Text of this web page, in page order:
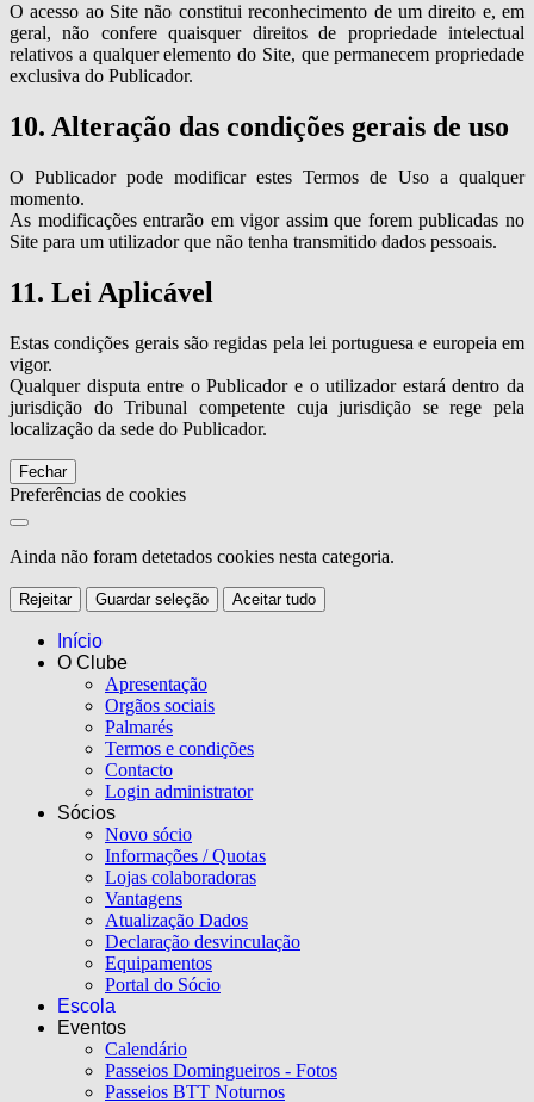
O acesso ao Site não constitui reconhecimento de um direito e, em
geral, não confere quaisquer direitos de propriedade intelectual
relativos a qualquer elemento do Site, que permanecem propriedade
exclusiva do Publicador.
10. Alteração das condições gerais de uso
O Publicador pode modificar estes Termos de Uso a qualquer
momento.
As modificações entrarão em vigor assim que forem publicadas no
Site para um utilizador que não tenha transmitido dados pessoais.
11. Lei Aplicável
Estas condições gerais são regidas pela lei portuguesa e europeia em
vigor.
Qualquer disputa entre o Publicador e o utilizador estará dentro da
jurisdição do Tribunal competente cuja jurisdição se rege pela
localização da sede do Publicador.
Fechar
Preferências de cookies
Ainda não foram detetados cookies nesta categoria.
Rejeitar Guardar seleção Aceitar tudo
Início
O Clube
Apresentação
Orgãos sociais
Palmarés
Termos e condições
Contacto
Login administrator
Sócios
Novo sócio
Informações / Quotas
Lojas colaboradoras
Vantagens
Atualização Dados
Declaração desvinculação
Equipamentos
Portal do Sócio
Escola
Eventos
Calendário
Passeios Domingueiros - Fotos
Passeios BTT Noturnos